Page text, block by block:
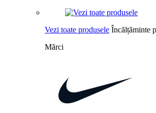
Vezi toate produsele Încălțăminte
Mărci